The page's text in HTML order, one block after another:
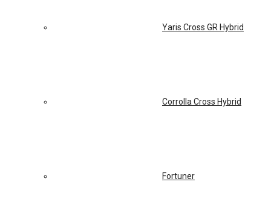
Yaris Cross GR Hybrid
Corrolla Cross Hybrid
Fortuner